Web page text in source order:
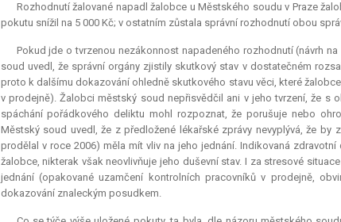
Rozhodnutí žalované napadl žalobce u Městského soudu v Praze
pokutu snížil na 5 000 Kč; v ostatním zůstala správní rozhodnutí obou
Pokud jde o tvrzenou nezákonnost napadeného rozhodnutí (návrh
soud uvedl, že správní orgány zjistily skutkový stav v dostatečném
proto k dalšímu dokazování ohledně skutkového stavu věci, které
v prodejně). Žalobci městský soud nepřisvědčil ani v jeho tvrzení, že
spáchání pořádkového deliktu mohl rozpoznat, že porušuje nebo
Městský soud uvedl, že z předložené lékařské zprávy nevyplývá, že
prodělal v roce 2006) měla mít vliv na jeho jednání. Indikovaná
žalobce, nikterak však neovlivňuje jeho duševní stav. I za stresové
jednání (opakované uzamčení kontrolních pracovníků v prodejně,
dokazování znaleckým posudkem.